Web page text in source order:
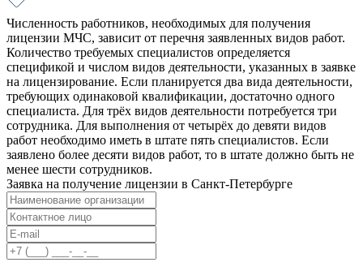
Численность работников, необходимых для получения
лицензии МЧС, зависит от перечня заявленных видов работ.
Количество требуемых специалистов определяется
спецификой и числом видов деятельности, указанных в заявке
на лицензирование. Если планируется два вида деятельности,
требующих одинаковой квалификации, достаточно одного
специалиста. Для трёх видов деятельности потребуется три
сотрудника. Для выполнения от четырёх до девяти видов
работ необходимо иметь в штате пять специалистов. Если
заявлено более десяти видов работ, то в штате должно быть не
менее шести сотрудников.
Заявка на получение лицензии в Санкт-Петербурге